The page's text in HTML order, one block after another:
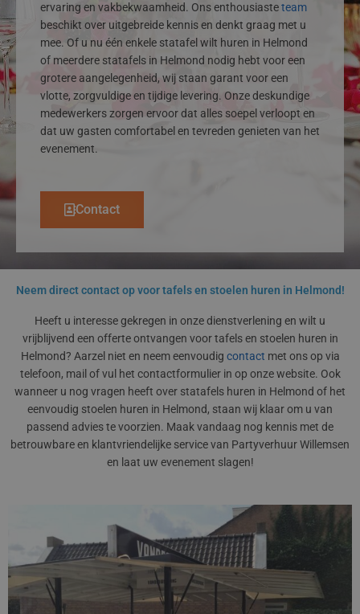
ervaring en vakbekwaamheid. Ons enthousiasteteam
beschikt over uitgebreide kennis en denkt graag met u
mee. Of u nu één enkele statafel wilt huren in Helmond
of meerdere statafels in Helmond nodig hebt voor een
grotere aangelegenheid, wij staan garant voor een
vlotte, zorgvuldige en tijdige levering. Onze deskundige
medewerkers zorgen ervoor dat alles soepel verloopt en
dat uw gasten comfortabel en tevreden genieten van het
evenement.
Contact
Neem direct contact op voor tafels en stoelen huren in Helmond!
Heeft u interesse gekregen in onze dienstverlening en wilt u
vrijblijvend een offerte ontvangen voor tafels en stoelen huren in
Helmond? Aarzel niet en neem eenvoudig contact met ons op via
telefoon, mail of vul het contactformulier in op onze website. Ook
wanneer u nog vragen heeft over statafels huren in Helmond of het
eenvoudig stoelen huren in Helmond, staan wij klaar om u van
passend advies te voorzien. Maak vandaag nog kennis met de
betrouwbare en klantvriendelijke service van Partyverhuur Willemsen
en laat uw evenement slagen!